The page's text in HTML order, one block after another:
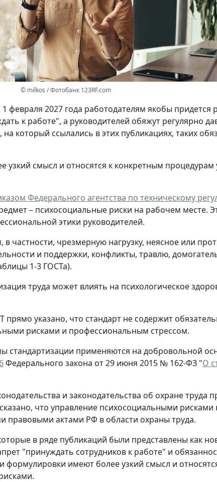
© milkos / Фотобанк 123RF.com
2027 года работодателям якобы придется
к работе", а руководителей обяжут регулярно
на который ссылались в этих публикациях, таких
смысл и относятся к конкретным процедурам
Федерального агентства по техническому
– психосоциальные риски на рабочем месте.
этики руководителей.
частности, чрезмерную нагрузку, неясное или
и поддержки, конфликты, травлю,
1-3 ГОСТа).
труда может влиять на психологическое
прямо указано, что стандарт не содержит
рисками и профессиональным стрессом.
стандартизации применяются на добровольной
Федерального закона от 29 июня 2015 № 162-ФЗ "О
и законодательства об охране труда
что управление психосоциальными
правовыми актами РФ в области охраны труда.
в ряде публикаций были представлены как
"принуждать сотрудников к работе" и
имеют более узкий смысл и